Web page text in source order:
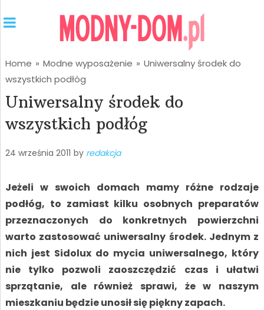
Home » Modne wyposażenie » Uniwersalny środek do
wszystkich podłóg
Uniwersalny środek do
wszystkich podłóg
24 września 2011 by redakcja
Jeżeli w swoich domach mamy różne rodzaje
podłóg, to zamiast kilku osobnych preparatów
przeznaczonych do konkretnych powierzchni
warto zastosować uniwersalny środek. Jednym z
nich jest Sidolux do mycia uniwersalnego, który
nie tylko pozwoli zaoszczędzić czas i ułatwi
sprzątanie, ale również sprawi, że w naszym
mieszkaniu będzie unosił się piękny zapach.